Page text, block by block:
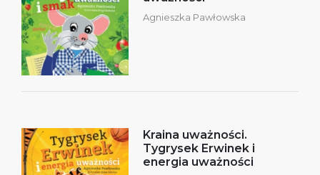
Agnieszka Pawłowska
Kraina uważności.
Tygrysek Erwinek i
energia uważności